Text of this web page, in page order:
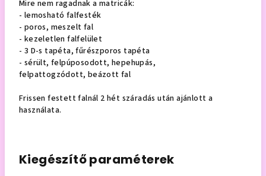
Mire nem ragadnak a matricák:
- lemosható falfesték
- poros, meszelt fal
- kezeletlen falfelület
- 3 D-s tapéta, fűrészporos tapéta
- sérült, felpúposodott, hepehupás,
felpattogzódott, beázott fal
Frissen festett falnál 2 hét száradás után ajánlott a
használata.
Kiegészítő paraméterek